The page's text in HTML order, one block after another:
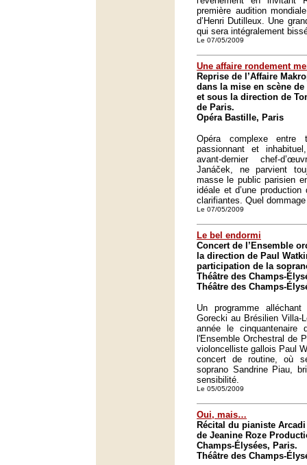
première audition
d’Henri Dutilleux. Une
qui sera intégralement
Le 07/05/2009
Une affaire rondement
Reprise de l’Affaire
dans la mise en scène
et sous la direction de
de Paris.
Opéra Bastille, Paris
Opéra complexe entre
passionnant et
avant-dernier chef-
Janáček, ne parvient
masse le public parisien
idéale et d’une
clarifiantes. Quel
Le 07/05/2009
Le bel endormi
Concert de l’Ensemble
la direction de Paul
participation de la
Théâtre des Champs-
Théâtre des Champs-
Un programme
Gorecki au Brésilien Villa-
année le cinquantenaire
l'Ensemble Orchestral de
violoncelliste gallois Paul
concert de routine, où
soprano Sandrine Piau,
sensibilité.
Le 05/05/2009
Oui, mais…
Récital du pianiste
de Jeanine Roze
Champs-Élysées, Paris.
Théâtre des Champs-